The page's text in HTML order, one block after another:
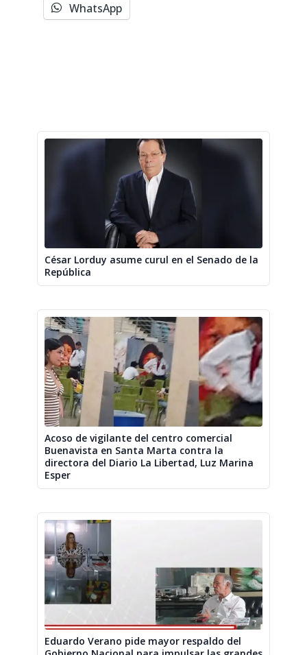
WhatsApp
César Lorduy asume curul en el Senado de la
República
Acoso de vigilante del centro comercial
Buenavista en Santa Marta contra la
directora del Diario La Libertad, Luz Marina
Esper
Eduardo Verano pide mayor respaldo del